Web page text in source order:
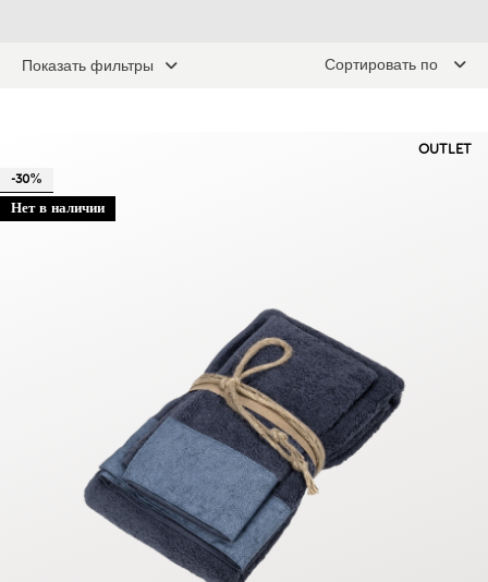
Показать фильтры Сортировать по
-30%
Нет в наличии
OUTLET